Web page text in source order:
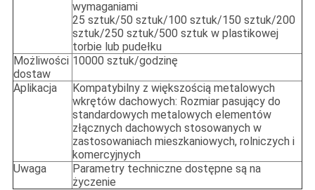
wymaganiami
25 sztuk/50 sztuk/100 sztuk/150 sztuk/200
sztuk/250 sztuk/500 sztuk w plastikowej
torbie lub pudełku
Możliwości
dostaw
10000 sztuk/godzinę
Aplikacja
Kompatybilny z większością metalowych
wkrętów dachowych: Rozmiar pasujący do
standardowych metalowych elementów
złącznych dachowych stosowanych w
zastosowaniach mieszkaniowych, rolniczych i
komercyjnych
Uwaga
Parametry techniczne dostępne są na
życzenie